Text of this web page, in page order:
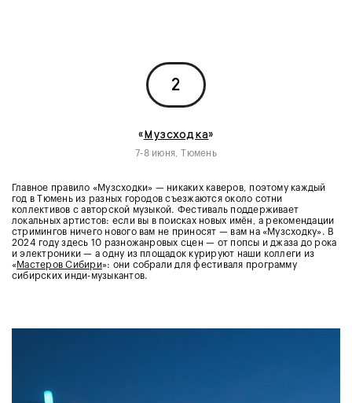
2
«Музсходка»
7-8 июня, Тюмень
Главное правило «Музсходки» — никаких каверов, поэтому каждый
год в Тюмень из разных городов съезжаются около сотни
коллективов с авторской музыкой. Фестиваль поддерживает
локальных артистов: если вы в поисках новых имён, а рекомендации
стримингов ничего нового вам не приносят — вам на «Музсходку». В
2024 году здесь 10 разножанровых сцен — от попсы и джаза до рока
и электроники — а одну из площадок курируют наши коллеги из
«Мастеров Сибири»: они собрали для фестиваля программу
сибирских инди-музыкантов.